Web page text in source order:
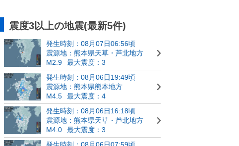
震度3以上の地震(最新5件)
発生時刻：08月07日06:56頃
震源地：熊本県天草・芦北地方
M2.9
最大震度：3
発生時刻：08月06日19:49頃
震源地：熊本県熊本地方
M4.5
最大震度：4
発生時刻：08月06日16:18頃
震源地：熊本県天草・芦北地方
M4.0
最大震度：3
発生時刻：08月06日07:59頃